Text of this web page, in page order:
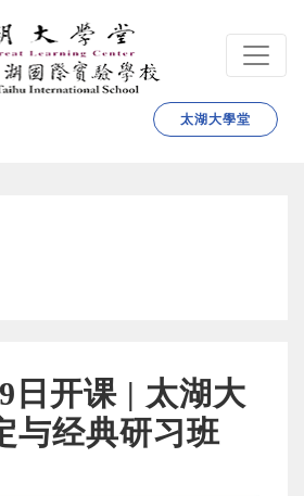
太湖大學堂
日开课 | 太湖大
与经典研习班